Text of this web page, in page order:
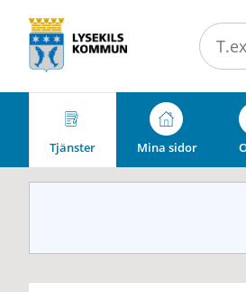
tjänster
Lysekils
kommun
Tjänster Mina sidor